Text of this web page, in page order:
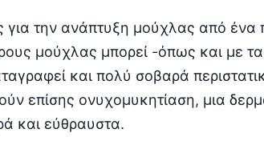
για την ανάπτυξη μούχλας από ένα
μούχλας μπορεί -όπως και με
και πολύ σοβαρά
επίσης ονυχομυκητίαση, μια
και εύθραυστα.